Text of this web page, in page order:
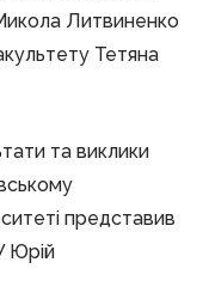
Литвиненко
Тетяна
та виклики
представив
Юрій